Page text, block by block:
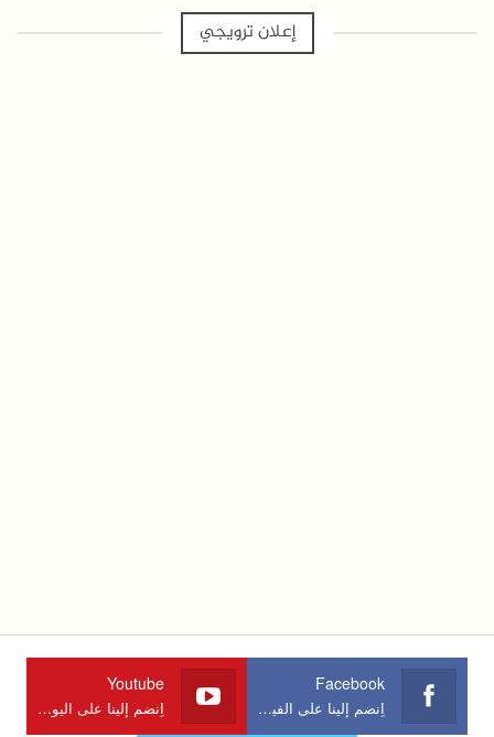
إعلان ترويجي
Facebook
اِنضم إلينا على الفيسبوك
Youtube
اِنضم إلينا على اليوتوب